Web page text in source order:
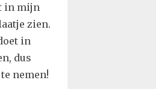
in mijn
zien.
in
dus
nemen!